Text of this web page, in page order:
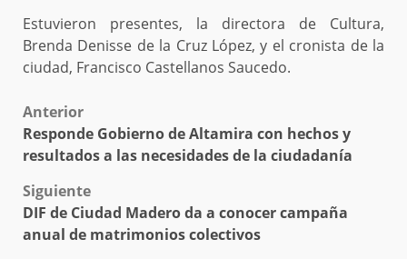
Estuvieron presentes, la directora de Cultura,
Brenda Denisse de la Cruz López, y el cronista de la
ciudad, Francisco Castellanos Saucedo.
Post
navigation
Anterior
Responde Gobierno de Altamira con hechos y
resultados a las necesidades de la ciudadanía
Siguiente
DIF de Ciudad Madero da a conocer campaña
anual de matrimonios colectivos